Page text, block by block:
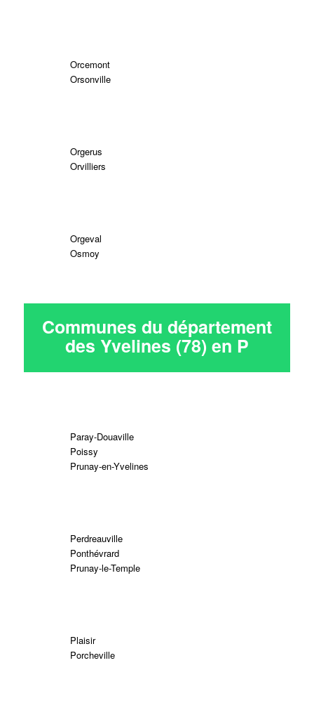
Orcemont
Orsonville
Orgerus
Orvilliers
Orgeval
Osmoy
Communes du département
des Yvelines (78) en P
Paray-Douaville
Poissy
Prunay-en-Yvelines
Perdreauville
Ponthévrard
Prunay-le-Temple
Plaisir
Porcheville